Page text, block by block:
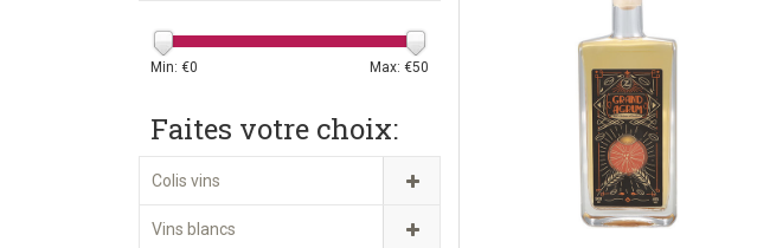
Min: €0 Max: €50
Faites votre choix:
Colis vins
Vins blancs